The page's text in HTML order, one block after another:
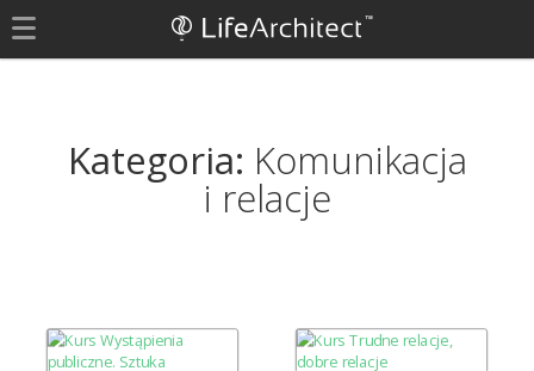
Kategoria: Komunikacja
i relacje